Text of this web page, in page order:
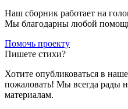
Наш сборник работает на
Мы благодарны любой
Помочь проекту
Пишете стихи?
Хотите опубликоваться в
пожаловать! Мы всегда рады
материалам.